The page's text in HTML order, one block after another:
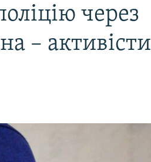
через
– активісти